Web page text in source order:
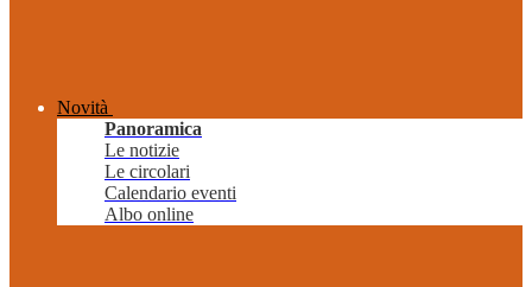
Novità
Panoramica
Le notizie
Le circolari
Calendario eventi
Albo online